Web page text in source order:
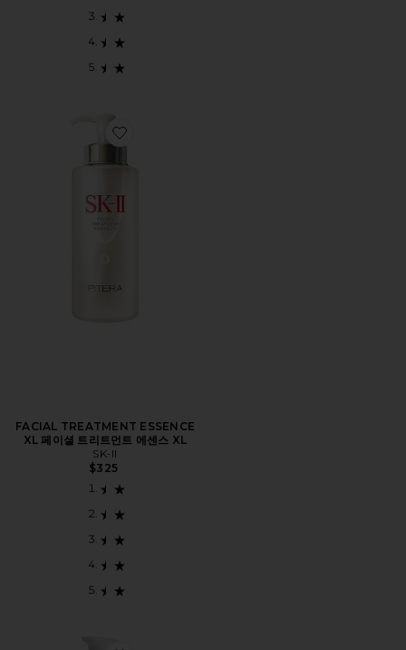
Favorite FACIAL TREATMENT ESSENCE XL 페이셜 트
FACIAL TREATMENT ESSENCE
XL 페이셜 트리트먼트 에센스 XL
SK-II
$325